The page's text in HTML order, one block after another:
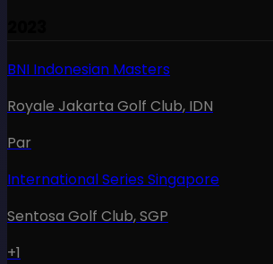
BNI Indonesian Masters
Royale Jakarta Golf Club, IDN
Par
International Series Singapore
Sentosa Golf Club,SGP
+1